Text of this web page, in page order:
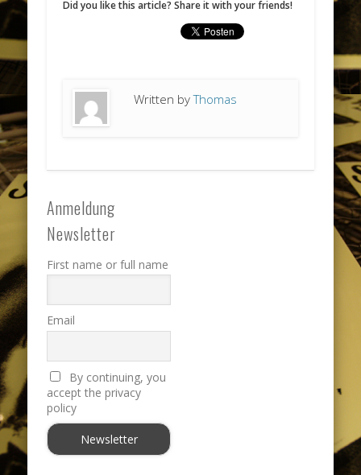
Did you like this article? Share it with your friends!
Written byThomas
Anmeldung
Newsletter
First name or full name
Email
By continuing, you
accept the privacy
policy